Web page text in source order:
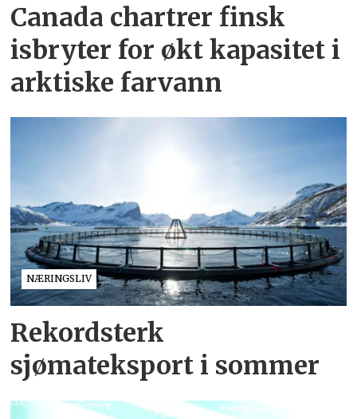
Canada chartrer finsk
isbryter for økt kapasitet i
arktiske farvann
NÆRINGSLIV
Rekordsterk
sjømateksport i sommer